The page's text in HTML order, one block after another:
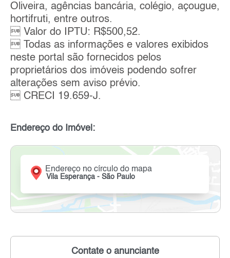
Oliveira, agências bancária, colégio, açougue,
hortifruti, entre outros.
 Valor do IPTU: R$500,52.
 Todas as informações e valores exibidos
neste portal são fornecidos pelos
proprietários dos imóveis podendo sofrer
alterações sem aviso prévio.
 CRECI 19.659-J.
Endereço do Imóvel:
Endereço no círculo do mapa
Vila Esperança - São Paulo
Contate o anunciante